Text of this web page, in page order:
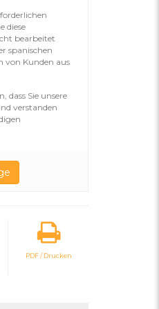
diese
bearbeitet
spanischen
von Kunden aus
dass Sie unsere
verstanden
PDF / Drucken